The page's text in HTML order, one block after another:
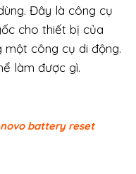
Đây là công cụ
cho thiết bị của
công cụ di động.
làm được gì.
battery reset